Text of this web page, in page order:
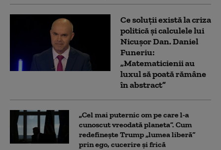
Ce soluții există la criza
politică și calculele lui
Nicușor Dan. Daniel
Funeriu:
„Matematicienii au
luxul să poată rămâne
în abstract”
„Cel mai puternic om pe care l-a
cunoscut vreodată planeta”. Cum
redefinește Trump „lumea liberă”
prin ego, cucerire și frică